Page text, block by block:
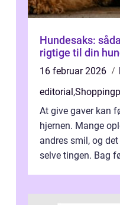
Hundesaks:
rigtige til din
16 februar 2026
editorial ,
At give gaver kan
hjernen. Mange
andres smil, og
selve tingen. Bag